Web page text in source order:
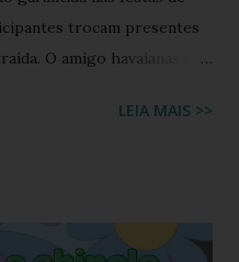
trocam presentes
O amigo havaianas é
sandálias havaianas
do ano para
LEIA MAIS >>